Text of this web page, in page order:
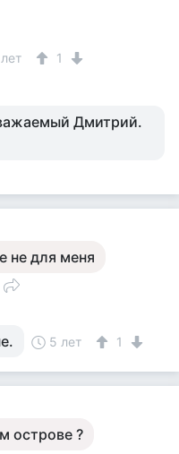
1
Дмитрий.
не для меня
5 лет 1
острове ?